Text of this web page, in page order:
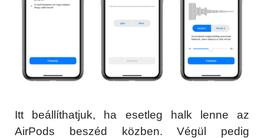
Itt beállíthatjuk, ha esetleg halk lenne az
AirPods beszéd közben. Végül pedig